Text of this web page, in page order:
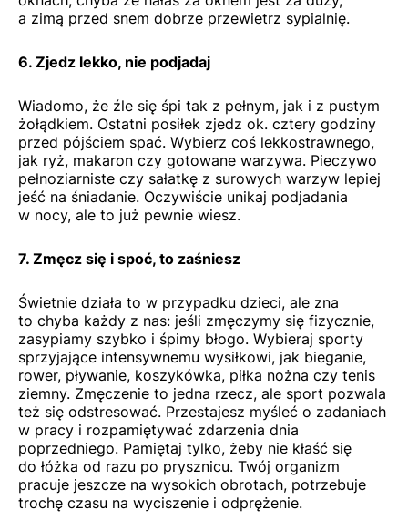
a zimą przed snem dobrze przewietrz sypialnię.
6. Zjedz lekko, nie podjadaj
Wiadomo, że źle się śpi tak z pełnym, jak i z pustym
żołądkiem. Ostatni posiłek zjedz ok. cztery godziny
przed pójściem spać. Wybierz coś lekkostrawnego,
jak ryż, makaron czy gotowane warzywa. Pieczywo
pełnoziarniste czy sałatkę z surowych warzyw lepiej
jeść na śniadanie. Oczywiście unikaj podjadania
w nocy, ale to już pewnie wiesz.
7. Zmęcz się i spoć, to zaśniesz
Świetnie działa to w przypadku dzieci, ale zna
to chyba każdy z nas: jeśli zmęczymy się fizycznie,
zasypiamy szybko i śpimy błogo. Wybieraj sporty
sprzyjające intensywnemu wysiłkowi, jak bieganie,
rower, pływanie, koszykówka, piłka nożna czy tenis
ziemny. Zmęczenie to jedna rzecz, ale sport pozwala
też się odstresować. Przestajesz myśleć o zadaniach
w pracy i rozpamiętywać zdarzenia dnia
poprzedniego. Pamiętaj tylko, żeby nie kłaść się
do łóżka od razu po prysznicu. Twój organizm
pracuje jeszcze na wysokich obrotach, potrzebuje
trochę czasu na wyciszenie i odprężenie.